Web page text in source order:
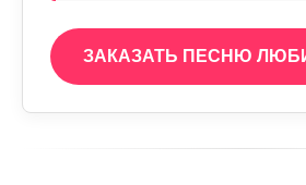
ЗАКАЗАТЬ ПЕСНЮ